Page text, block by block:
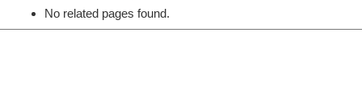
No related pages found.